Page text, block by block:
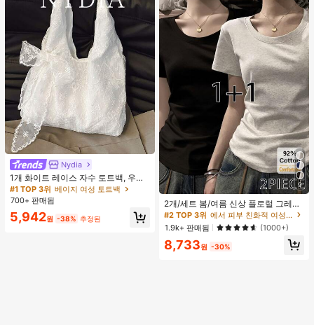
Nydia
1개 화이트 레이스 자수 토트백, 우아
한 리본 숄더백, 로맨틱 대용량 여성
데일리 쇼핑 여행 핸드백
#1 TOP 3위 베이지 여성 토트백
거의 매진!
#1 TOP 3위 베이지 여성 토트백
거의 매진!
#1 TOP 3위 베이지 여성 토트백
거의 매진!
#1 TOP 3위
베이지 여성 토트백
700+ 판매됨
5,942원 -38% 추정된
9
2개/세트 봄/여름 신상 플로럴 그레이
+ 블랙 반팔 티셔츠, 여성 슬림핏 솔리
드 컬러 언더셔츠 캐주얼
#2 TOP 3위
에서 피부 친화적 여성 상의, 블라우스 & 티
높은 재방문 고객
#2 TOP 3위
에서 피부 친화적 여성 상의, 블라우스 & 티
높은 재방문 고객
#2 TOP 3위
에서 피부 친화적 여성 상의, 블라우스 & 티
높은 재방문 고객
#2 TOP 3위
에서 피부 친화적 여성 상의, 블라우스 & 티
높은 재방문 고객
1.9k+ 판매됨 (1000+)
8,733원 -30%